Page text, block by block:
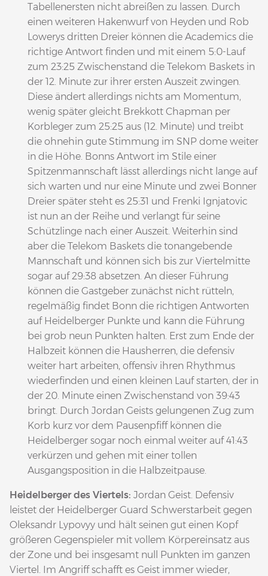
Tabellenersten nicht abreißen zu lassen. Durch
einen weiteren Hakenwurf von Heyden und Rob
Lowerys dritten Dreier können die Academics die
richtige Antwort finden und mit einem 5:0-Lauf
zum 23:25 Zwischenstand die Telekom Baskets in
der 12. Minute zur ihrer ersten Auszeit zwingen.
Diese ändert allerdings nichts am Momentum,
wenig später gleicht Brekkott Chapman per
Korbleger zum 25:25 aus (12. Minute) und treibt
die ohnehin gute Stimmung im SNP dome weiter
in die Höhe. Bonns Antwort im Stile einer
Spitzenmannschaft lässt allerdings nicht lange auf
sich warten und nur eine Minute und zwei Bonner
Dreier später steht es 25:31 und Frenki Ignjatovic
ist nun an der Reihe und verlangt für seine
Schützlinge nach einer Auszeit. Weiterhin sind
aber die Telekom Baskets die tonangebende
Mannschaft und können sich bis zur Viertelmitte
sogar auf 29:38 absetzen. An dieser Führung
können die Gastgeber zunächst nicht rütteln,
regelmäßig findet Bonn die richtigen Antworten
auf Heidelberger Punkte und kann die Führung
bei grob neun Punkten halten. Erst zum Ende der
Halbzeit können die Hausherren, die defensiv
weiter hart arbeiten, offensiv ihren Rhythmus
wiederfinden und einen kleinen Lauf starten, der in
der 20. Minute einen Zwischenstand von 39:43
bringt. Durch Jordan Geists gelungenen Zug zum
Korb kurz vor dem Pausenpfiff können die
Heidelberger sogar noch einmal weiter auf 41:43
verkürzen und gehen mit einer tollen
Ausgangsposition in die Halbzeitpause.
Heidelberger des Viertels: Jordan Geist. Defensiv
leistet der Heidelberger Guard Schwerstarbeit gegen
Oleksandr Lypovyy und hält seinen gut einen Kopf
größeren Gegenspieler mit vollem Körpereinsatz aus
der Zone und bei insgesamt null Punkten im ganzen
Viertel. Im Angriff schafft es Geist immer wieder,